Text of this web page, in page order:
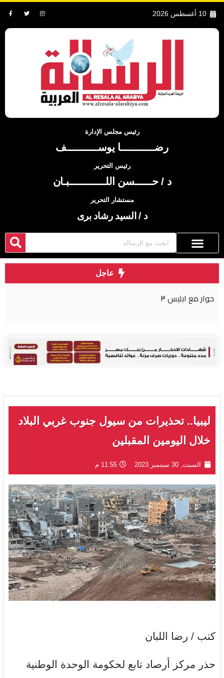
10 أغسطس 2026
رئيس مجلس الإدارة
رضــــــــــــا يوســـــــــــف
رئيس التحرير
د / حــــــسن اللـــــــــــــبـان
مستشار التحرير
د / السيد رشاد برى
عاجل
حوار مع ابليس ٣
ليبيا.. تحذيرات من سيول جنوب غربي البلاد
خلال اليومين المقبلين
السبت, 30 سبتمبر 2023 11:55 م
كتب / رضا اللبان
حذر مركز أرصاد تابع لحكومة الوحدة الوطنية